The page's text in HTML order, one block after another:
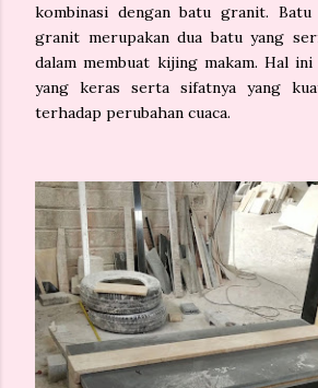
kombinasi dengan batu granit.
granit merupakan dua batu yang
dalam membuat kijing makam. Hal
yang keras serta sifatnya yang
terhadap perubahan cuaca.